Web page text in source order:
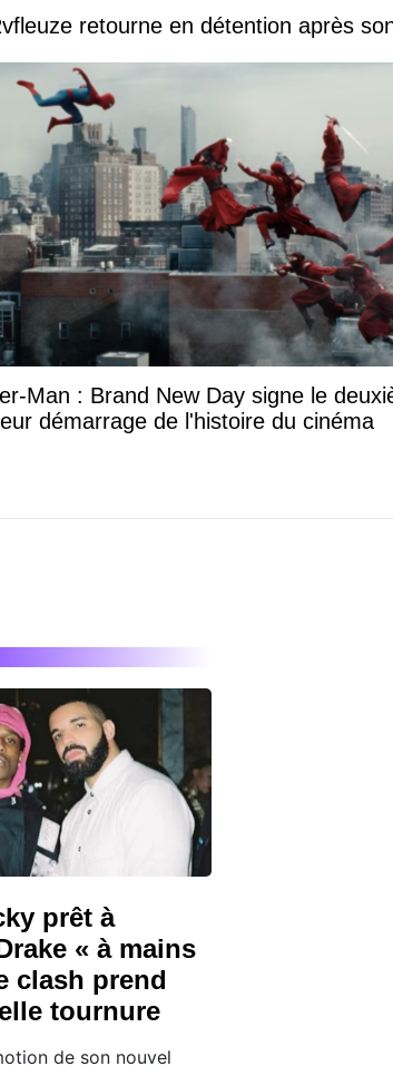
retourne en détention après
Man : Brand New Day signe le
démarrage de l'histoire du cinéma
prêt à
« à mains
clash prend
tournure
de son nouvel